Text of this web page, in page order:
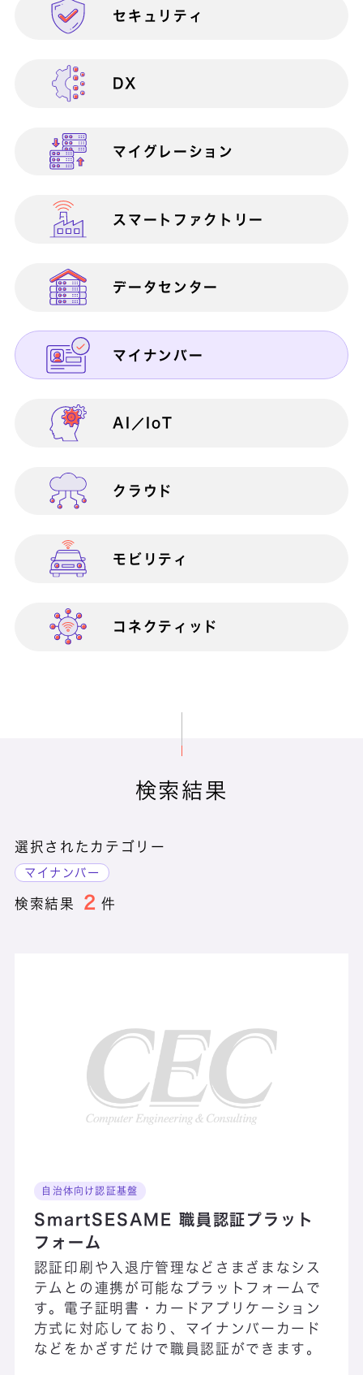
セキュリティ
DX
マイグレーション
スマートファクトリー
データセンター
マイナンバー
AI／IoT
クラウド
モビリティ
コネクティッド
物流・流通業向け
官公庁・自治体・公共団体向け
金融業向け
医療業向け
営業部門向け
総務部門向け
生産性向上
マイクロソフト製品連携
検証・テスト
サポート終了対策
働き方改革
災害対策（BCP）
営業支援
内部統制
ICTインフラ構築・運用
Apache Struts1脆弱性対策サービス
Apache Struts2脆弱性対策サービス
at Claps
AWS Total Care Suite
AWS移行サービ
AWS総合支援サービス
BizDevOps伴走支援サービス
BizVision PLUS
BizVision PLUS Public
CEC HOC
CEC POC
Connected
Cyber NEXT
検索結果
選択されたカテゴリー
マイナンバー
検索結果 2 件
自治体向け認証基盤
SmartSESAME 職員認証プラット
フォーム
認証印刷や入退庁管理などさまざまなシス
テムとの連携が可能なプラットフォームで
す。電子証明書・カードアプリケーション
方式に対応しており、マイナンバーカード
などをかざすだけで職員認証ができます。